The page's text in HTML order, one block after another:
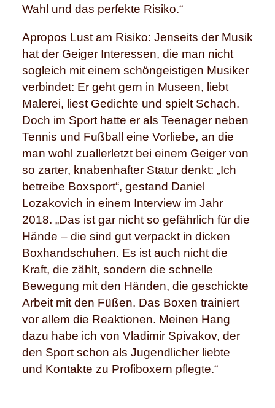
Wahl und das perfekte Risiko.“
Apropos Lust am Risiko: Jenseits der Musik
hat der Geiger Interessen, die man nicht
sogleich mit einem schöngeistigen Musiker
verbindet: Er geht gern in Museen, liebt
Malerei, liest Gedichte und spielt Schach.
Doch im Sport hatte er als Teenager neben
Tennis und Fußball eine Vorliebe, an die
man wohl zuallerletzt bei einem Geiger von
so zarter, knabenhafter Statur denkt: „Ich
betreibe Boxsport“, gestand Daniel
Lozakovich in einem Interview im Jahr
2018. „Das ist gar nicht so gefährlich für die
Hände – die sind gut verpackt in dicken
Boxhandschuhen. Es ist auch nicht die
Kraft, die zählt, sondern die schnelle
Bewegung mit den Händen, die geschickte
Arbeit mit den Füßen. Das Boxen trainiert
vor allem die Reaktionen. Meinen Hang
dazu habe ich von Vladimir Spivakov, der
den Sport schon als Jugendlicher liebte
und Kontakte zu Profiboxern pflegte.“